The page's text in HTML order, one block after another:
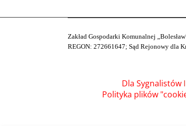
Zakład Gospodarki Komunalnej
REGON: 272661647; Sąd Rejonowy dla
Dla SygnalistówI
Polityka plików